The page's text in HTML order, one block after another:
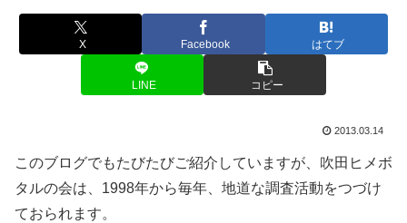
X Facebook はてブ
LINE コピー
2013.03.14
このブログでもたびたびご紹介していますが、吹田ヒメボ
タルの会は、1998年から毎年、地道な調査活動をつづけ
ておられます。